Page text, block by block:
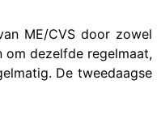
ME/CVS door zowel
om dezelfde regelmaat,
De tweedaagse